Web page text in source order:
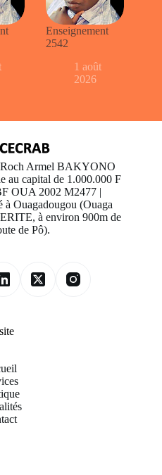
Enseignement
2542
1 août
2026
Roch Armel BAKYONO
au capital de 1.000.000 F
OUA 2002 M2477 |
à Ouagadougou (Ouaga
à environ 900m de
de Pô).